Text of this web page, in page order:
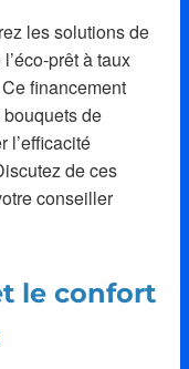
les solutions de
prêt à taux
financement
de
l’efficacité
de ces
conseiller
le confort